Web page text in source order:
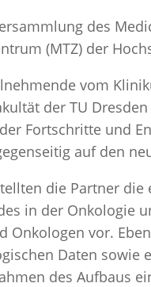
des
(MTZ) der
vom
der TU
Fortschritte und
auf den
die Partner
in der Onkologie
Onkologen vor.
Daten sowie
des Aufbaus